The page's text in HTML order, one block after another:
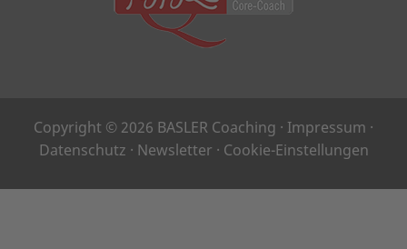
Copyright © 2026 BASLER Coaching · Impressum ·
Datenschutz · Newsletter · Cookie-Einstellungen